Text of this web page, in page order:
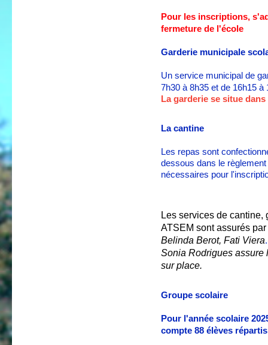
Pour les inscriptions,
fermeture de l'école
Garderie municipale
Un service municipal de
7h30 à 8h35 et de 16h15 à
La garderie se situe
La cantine
Les repas sont
dessous dans le
nécessaires pour
Les services de cantine,
ATSEM sont assurés par
Belinda Berot, Fati Viera.
Sonia Rodrigues assure
sur place.
Groupe scolaire
Pour l'année scolaire
compte 88 élèves